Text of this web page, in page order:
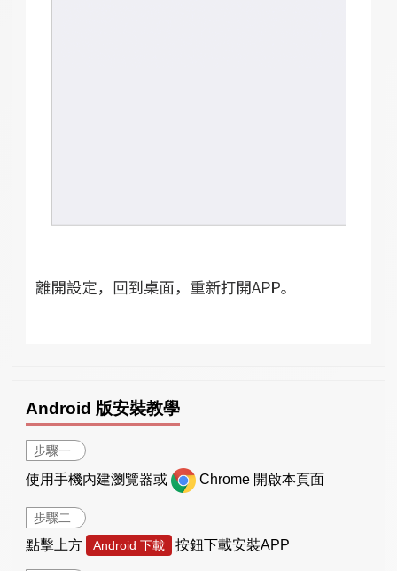
Android 版安裝教學
步驟一
使用手機內建瀏覽器或 Chrome 開啟本頁面
步驟二
點擊上方 Android 下載 按鈕下載安裝APP